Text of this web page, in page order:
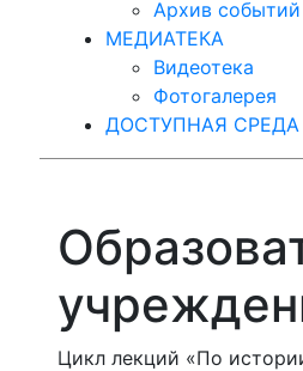
Архив событий
МЕДИАТЕКА
Видеотека
Фотогалерея
ДОСТУПНАЯ СРЕДА
Цикл лекций «По